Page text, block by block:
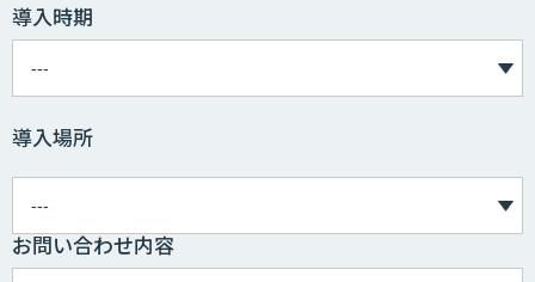
導入時期
導入場所
お問い合わせ内容